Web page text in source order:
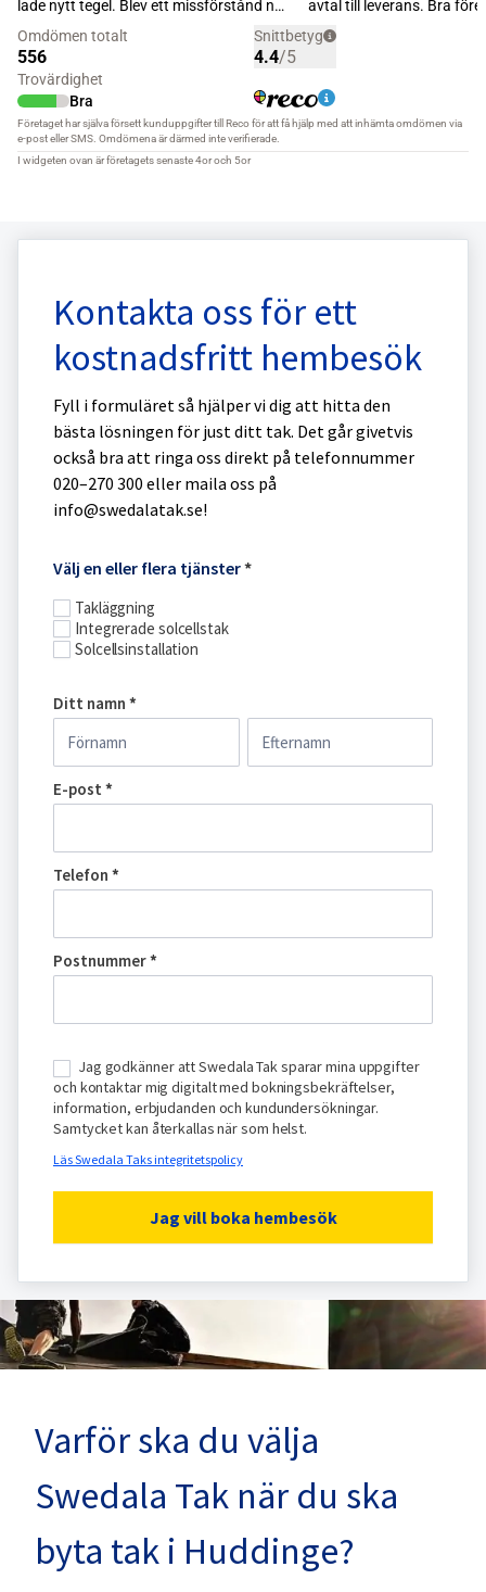
Kontakta oss för ett
kostnadsfritt hembesök
Fyll i formuläret så hjälper vi dig att hitta den
bästa lösningen för just ditt tak. Det går givetvis
också bra att ringa oss direkt på telefonnummer
020–270 300 eller maila oss på
info@swedalatak.se!
Boka
Välj en eller flera tjänster*
Takläggning
Integrerade solcellstak
Solcellsinstallation
Ditt namn *
namn
E-post *
Telefon *
Postnummer*
Jag godkänner att Swedala Tak sparar mina uppgifter
och kontaktar mig digitalt med bokningsbekräftelser,
information, erbjudanden och kundundersökningar.
Samtycket kan återkallas när som helst.
Läs Swedala Taks integritetspolicy
Jag vill boka hembesök
Varför ska du välja
Swedala Tak när du ska
byta tak i Huddinge?